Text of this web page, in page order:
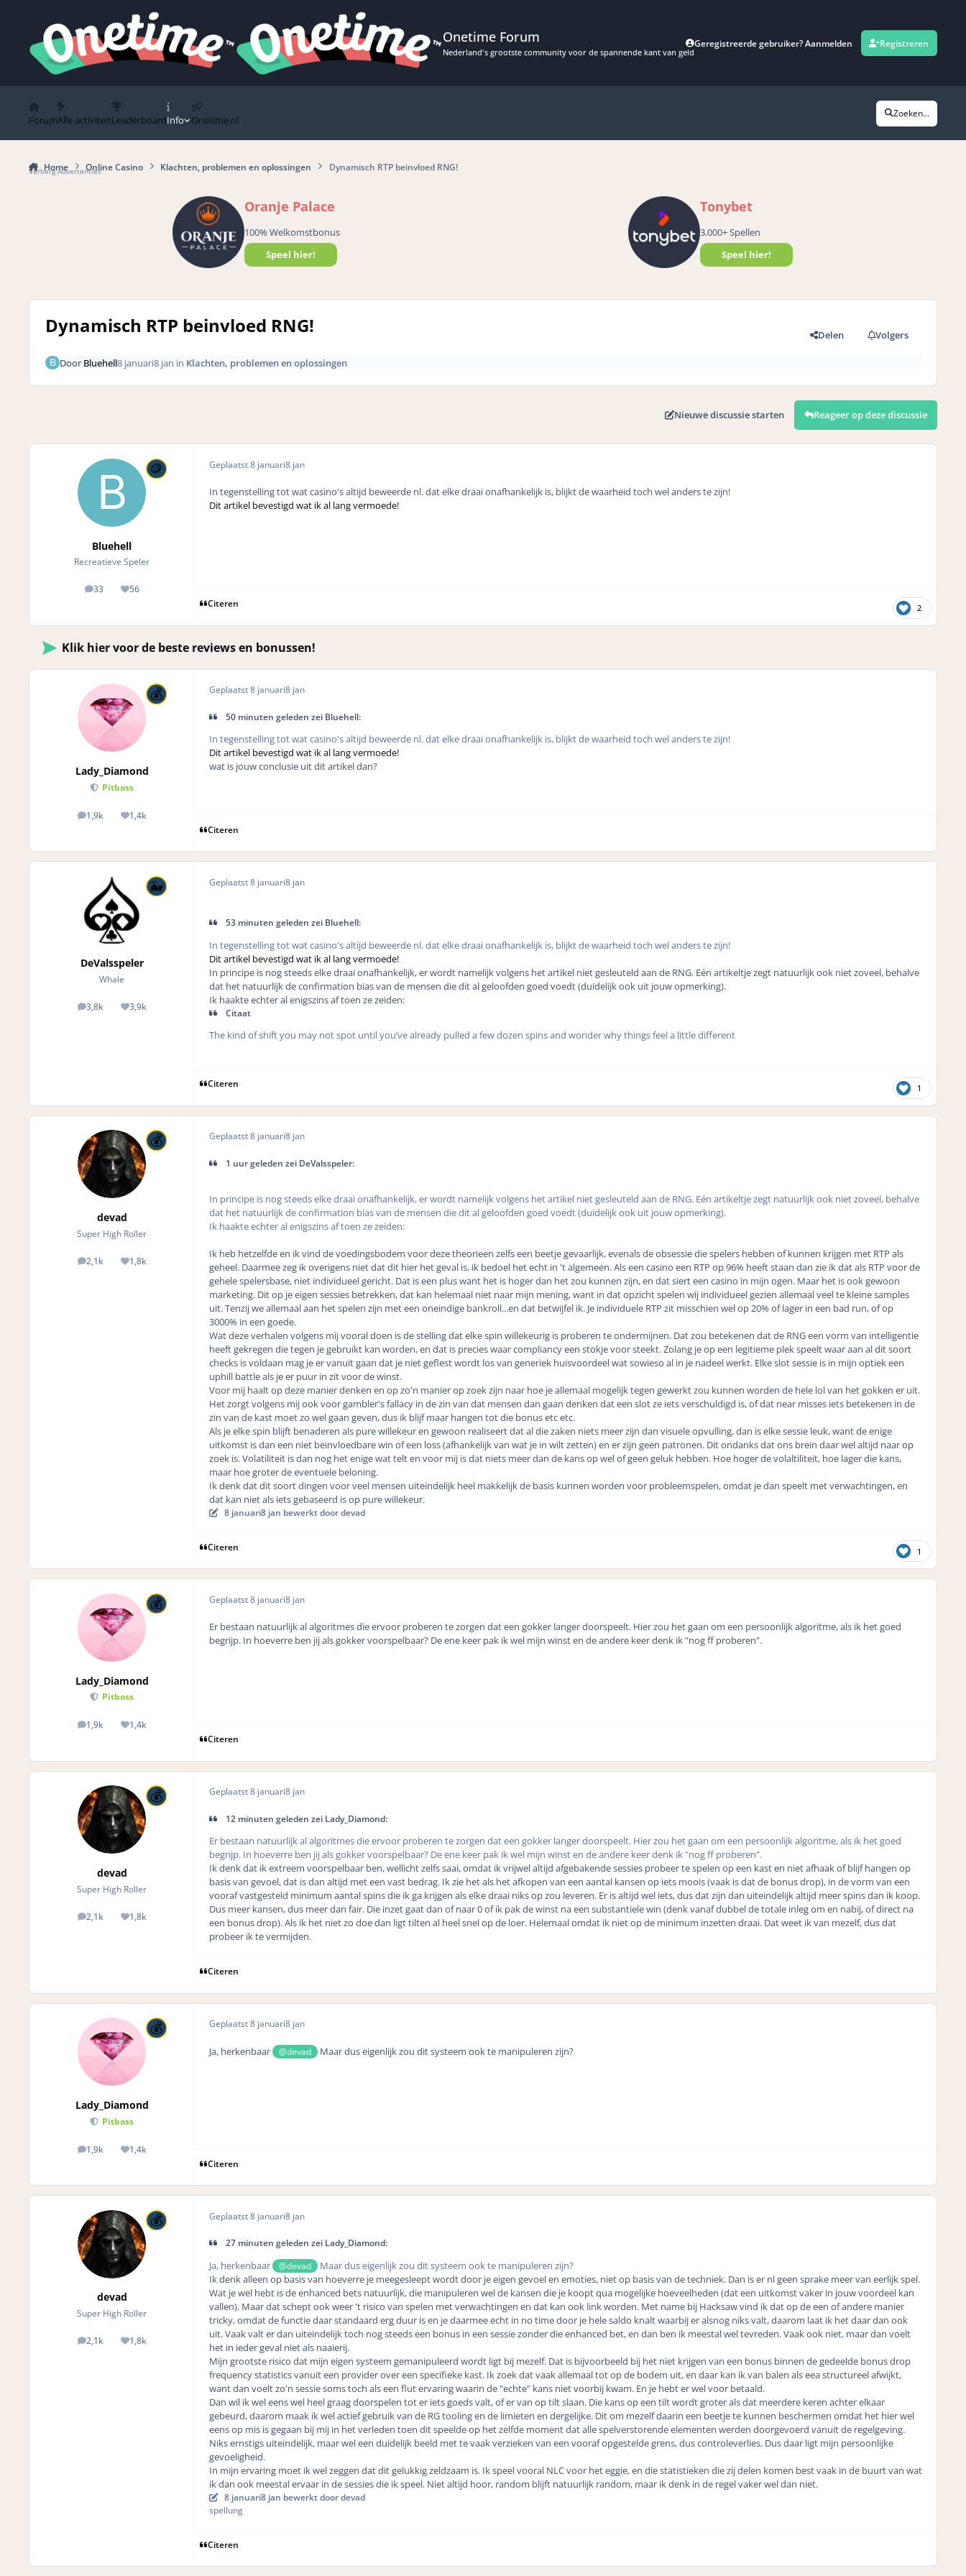
Onetime Forum
Nederland's grootste community voor de spannende kant van geld
Geregistreerde gebruiker? Aanmelden Registreren
ForumAlle activiteitLeaderboardInfo Onetime.nl
Zoeken...
Home Online Casino Klachten, problemen en oplossingen Dynamisch RTP beinvloed RNG!
Verberg Advertenties
Oranje Palace
100% Welkomstbonus
Speel hier!
Tonybet
3.000+ Spellen
Speel hier!
Dynamisch RTP beinvloed RNG! Delen Volgers
DoorBluehell8 januari8 jan in Klachten, problemen en oplossingen
Nieuwe discussie starten Reageer op deze discussie
Bluehell
Recreatieve Speler
33
posts 56
Reputation
Geplaatst8 januari8 jan
In tegenstelling tot wat casino's altijd beweerde nl. dat elke draai onafhankelijk is, blijkt de waarheid toch wel anders te zijn!
Dit artikel bevestigd wat ik al lang vermoede!
Citeren 2
Klik hier voor de beste reviews en bonussen!
Lady_Diamond
Pitboss
1,9k
posts 1,4k
Reputation
Geplaatst8 januari8 jan
50 minuten geleden zei Bluehell:
In tegenstelling tot wat casino's altijd beweerde nl. dat elke draai onafhankelijk is, blijkt de waarheid toch wel anders te zijn!
Dit artikel bevestigd wat ik al lang vermoede!
wat is jouw conclusie uit dit artikel dan?
Citeren
DeValsspeler
Whale
3,8k
posts 3,9k
Reputation
Geplaatst8 januari8 jan
53 minuten geleden zei Bluehell:
In tegenstelling tot wat casino's altijd beweerde nl. dat elke draai onafhankelijk is, blijkt de waarheid toch wel anders te zijn!
Dit artikel bevestigd wat ik al lang vermoede!
In principe is nog steeds elke draai onafhankelijk, er wordt namelijk volgens het artikel niet gesleuteld aan de RNG. Eén artikeltje zegt natuurlijk ook niet zoveel, behalve
dat het natuurlijk de confirmation bias van de mensen die dit al geloofden goed voedt (duidelijk ook uit jouw opmerking).
Ik haakte echter al enigszins af toen ze zeiden:
Citaat
The kind of shift you may not spot until you’ve already pulled a few dozen spins and wonder why things feel a little different
Citeren 1
devad
Super High Roller
2,1k
posts 1,8k
Reputation
Geplaatst8 januari8 jan
1 uur geleden zei DeValsspeler:
In principe is nog steeds elke draai onafhankelijk, er wordt namelijk volgens het artikel niet gesleuteld aan de RNG. Eén artikeltje zegt natuurlijk ook niet zoveel, behalve
dat het natuurlijk de confirmation bias van de mensen die dit al geloofden goed voedt (duidelijk ook uit jouw opmerking).
Ik haakte echter al enigszins af toen ze zeiden:
Ik heb hetzelfde en ik vind de voedingsbodem voor deze theorieen zelfs een beetje gevaarlijk, evenals de obsessie die spelers hebben of kunnen krijgen met RTP als
geheel. Daarmee zeg ik overigens niet dat dit hier het geval is, ik bedoel het echt in 't algemeen. Als een casino een RTP op 96% heeft staan dan zie ik dat als RTP voor de
gehele spelersbase, niet individueel gericht. Dat is een plus want het is hoger dan het zou kunnen zijn, en dat siert een casino in mijn ogen. Maar het is ook gewoon
marketing. Dit op je eigen sessies betrekken, dat kan helemaal niet naar mijn mening, want in dat opzicht spelen wij individueel gezien allemaal veel te kleine samples
uit. Tenzij we allemaal aan het spelen zijn met een oneindige bankroll...en dat betwijfel ik. Je individuele RTP zit misschien wel op 20% of lager in een bad run, of op
3000% in een goede.
Wat deze verhalen volgens mij vooral doen is de stelling dat elke spin willekeurig is proberen te ondermijnen. Dat zou betekenen dat de RNG een vorm van intelligentie
heeft gekregen die tegen je gebruikt kan worden, en dat is precies waar compliancy een stokje voor steekt. Zolang je op een legitieme plek speelt waar aan al dit soort
checks is voldaan mag je er vanuit gaan dat je niet geflest wordt los van generiek huisvoordeel wat sowieso al in je nadeel werkt. Elke slot sessie is in mijn optiek een
uphill battle als je er puur in zit voor de winst.
Voor mij haalt op deze manier denken en op zo'n manier op zoek zijn naar hoe je allemaal mogelijk tegen gewerkt zou kunnen worden de hele lol van het gokken er uit.
Het zorgt volgens mij ook voor gambler's fallacy in de zin van dat mensen dan gaan denken dat een slot ze iets verschuldigd is, of dat near misses iets betekenen in de
zin van de kast moet zo wel gaan geven, dus ik blijf maar hangen tot die bonus etc etc.
Als je elke spin blijft benaderen als pure willekeur en gewoon realiseert dat al die zaken niets meer zijn dan visuele opvulling, dan is elke sessie leuk, want de enige
uitkomst is dan een niet beinvloedbare win of een loss (afhankelijk van wat je in wilt zetten) en er zijn geen patronen. Dit ondanks dat ons brein daar wel altijd naar op
zoek is. Volatiliteit is dan nog het enige wat telt en voor mij is dat niets meer dan de kans op wel of geen geluk hebben. Hoe hoger de volaltiliteit, hoe lager die kans,
maar hoe groter de eventuele beloning.
Ik denk dat dit soort dingen voor veel mensen uiteindelijk heel makkelijk de basis kunnen worden voor probleemspelen, omdat je dan speelt met verwachtingen, en
dat kan niet als iets gebaseerd is op pure willekeur.
8 januari8 jan bewerkt door devad
Citeren 1
Lady_Diamond
Pitboss
1,9k
posts 1,4k
Reputation
Geplaatst8 januari8 jan
Er bestaan natuurlijk al algoritmes die ervoor proberen te zorgen dat een gokker langer doorspeelt. Hier zou het gaan om een persoonlijk algoritme, als ik het goed
begrijp. In hoeverre ben jij als gokker voorspelbaar? De ene keer pak ik wel mijn winst en de andere keer denk ik "nog ff proberen".
Citeren
devad
Super High Roller
2,1k
posts 1,8k
Reputation
Geplaatst8 januari8 jan
12 minuten geleden zei Lady_Diamond:
Er bestaan natuurlijk al algoritmes die ervoor proberen te zorgen dat een gokker langer doorspeelt. Hier zou het gaan om een persoonlijk algoritme, als ik het goed
begrijp. In hoeverre ben jij als gokker voorspelbaar? De ene keer pak ik wel mijn winst en de andere keer denk ik "nog ff proberen".
Ik denk dat ik extreem voorspelbaar ben, wellicht zelfs saai, omdat ik vrijwel altijd afgebakende sessies probeer te spelen op een kast en niet afhaak of blijf hangen op
basis van gevoel, dat is dan altijd met een vast bedrag. Ik zie het als het afkopen van een aantal kansen op iets moois (vaak is dat de bonus drop), in de vorm van een
vooraf vastgesteld minimum aantal spins die ik ga krijgen als elke draai niks op zou leveren. Er is altijd wel iets, dus dat zijn dan uiteindelijk altijd meer spins dan ik koop.
Dus meer kansen, dus meer dan fair. Die inzet gaat dan of naar 0 of ik pak de winst na een substantiele win (denk vanaf dubbel de totale inleg om en nabij, of direct na
een bonus drop). Als ik het niet zo doe dan ligt tilten al heel snel op de loer. Helemaal omdat ik niet op de minimum inzetten draai. Dat weet ik van mezelf, dus dat
probeer ik te vermijden.
Citeren
Lady_Diamond
Pitboss
1,9k
posts 1,4k
Reputation
Geplaatst8 januari8 jan
Ja, herkenbaar @devad Maar dus eigenlijk zou dit systeem ook te manipuleren zijn?
Citeren
devad
Super High Roller
2,1k
posts 1,8k
Reputation
Geplaatst8 januari8 jan
27 minuten geleden zei Lady_Diamond:
Ja, herkenbaar @devad
Maar dus eigenlijk zou dit systeem ook te manipuleren zijn?
Ik denk alleen op basis van hoeverre je meegesleept wordt door je eigen gevoel en emoties, niet op basis van de techniek. Dan is er nl geen sprake meer van eerlijk spel.
Wat je wel hebt is de enhanced bets natuurlijk, die manipuleren wel de kansen die je koopt qua mogelijke hoeveelheden (dat een uitkomst vaker in jouw voordeel kan
vallen). Maar dat schept ook weer 't risico van spelen met verwachtingen en dat kan ook link worden. Met name bij Hacksaw vind ik dat op de een of andere manier
tricky, omdat de functie daar standaard erg duur is en je daarmee echt in no time door je hele saldo knalt waarbij er alsnog niks valt, daarom laat ik het daar dan ook
uit. Vaak valt er dan uiteindelijk toch nog steeds een bonus in een sessie zonder die enhanced bet, en dan ben ik meestal wel tevreden. Vaak ook niet, maar dan voelt
het in ieder geval niet als naaierij.
Mijn grootste risico dat mijn eigen systeem gemanipuleerd wordt ligt bij mezelf. Dat is bijvoorbeeld bij het niet krijgen van een bonus binnen de gedeelde bonus drop
frequency statistics vanuit een provider over een specifieke kast. Ik zoek dat vaak allemaal tot op de bodem uit, en daar kan ik van balen als eea structureel afwijkt,
want dan voelt zo'n sessie soms toch als een flut ervaring waarin de "echte" kans niet voorbij kwam. En je hebt er wel voor betaald.
Dan wil ik wel eens wel heel graag doorspelen tot er iets goeds valt, of er van op tilt slaan. Die kans op een tilt wordt groter als dat meerdere keren achter elkaar
gebeurd, daarom maak ik wel actief gebruik van de RG tooling en de limieten en dergelijke. Dit om mezelf daarin een beetje te kunnen beschermen omdat het hier wel
eens op mis is gegaan bij mij in het verleden toen dit speelde op het zelfde moment dat alle spelverstorende elementen werden doorgevoerd vanuit de regelgeving.
Niks ernstigs uiteindelijk, maar wel een duidelijk beeld met te vaak verzieken van een vooraf opgestelde grens, dus controleverlies. Dus daar ligt mijn persoonlijke
gevoeligheid.
In mijn ervaring moet ik wel zeggen dat dit gelukkig zeldzaam is. Ik speel vooral NLC voor het eggie, en die statistieken die zij delen komen best vaak in de buurt van wat
ik dan ook meestal ervaar in de sessies die ik speel. Niet altijd hoor, random blijft natuurlijk random, maar ik denk in de regel vaker wel dan niet.
8 januari8 jan bewerkt door devad
spellung
Citeren